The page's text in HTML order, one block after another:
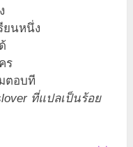
นหนึ่ง
ร
ตอบที
ที่แปลเป็นร้อย